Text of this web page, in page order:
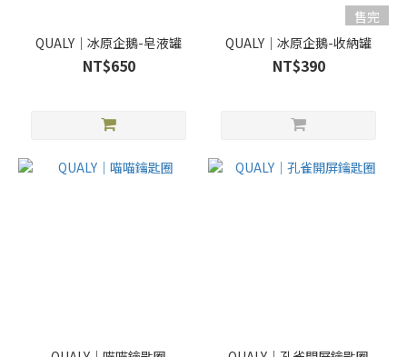
QUALY｜冰原企鵝-皂液罐
NT$650
售完
QUALY｜冰原企鵝-收納罐
NT$390